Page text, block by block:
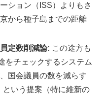
ション（ISS）よりもさ
から種子島までの距離
定数削減論: この途方も
をチェックするシステム
国会議員の数を減らす
という提案（特に維新の